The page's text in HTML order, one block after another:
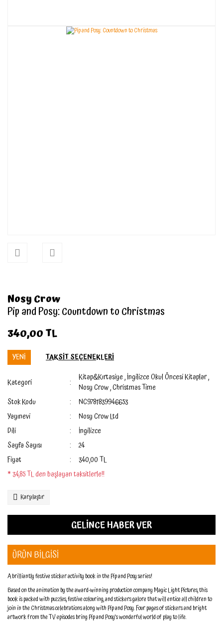
Nosy Crow
Pip and Posy: Countdown to Christmas
340,00 TL
YENİ TAKSİT SEÇENEKLERİ
Kategori Kitap&Kırtasiye,İngilizce Okul Öncesi Kitaplar,
Nosy Crow,Christmas Time
Stok Kodu
NC9781839946653
Yayınevi
Nosy Crow Ltd
Dili
İngilizce
Sayfa Sayısı
24
Fiyat
340,00 TL
* 34,85 TL den başlayan taksitlerle!!
Karşılaştır
GELİNCE HABER VER
ÜRÜN BİLGİSİ
A brilliantly festive sticker activity book in the Pip and Posy series!
Based on the animation by the award-winning production company Magic Light Pictures, this
book is packed with puzzles, festive colouring, and stickers galore that will entice all children to
join in the Christmas celebrations along with Pip and Posy. Four pages of stickers and bright
artwork from the TV episodes bring Pip and Posy's wonderful world of play to life.